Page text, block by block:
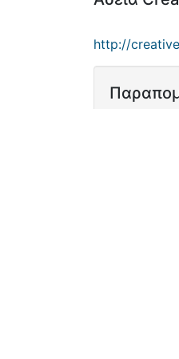
http://